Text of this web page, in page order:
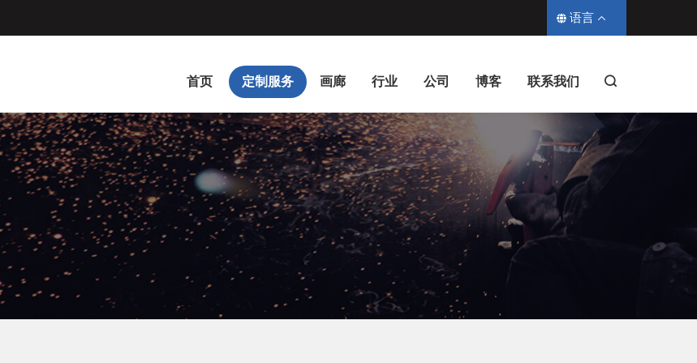
语言
首页 定制服务 画廊 行业 公司 博客 联系我们